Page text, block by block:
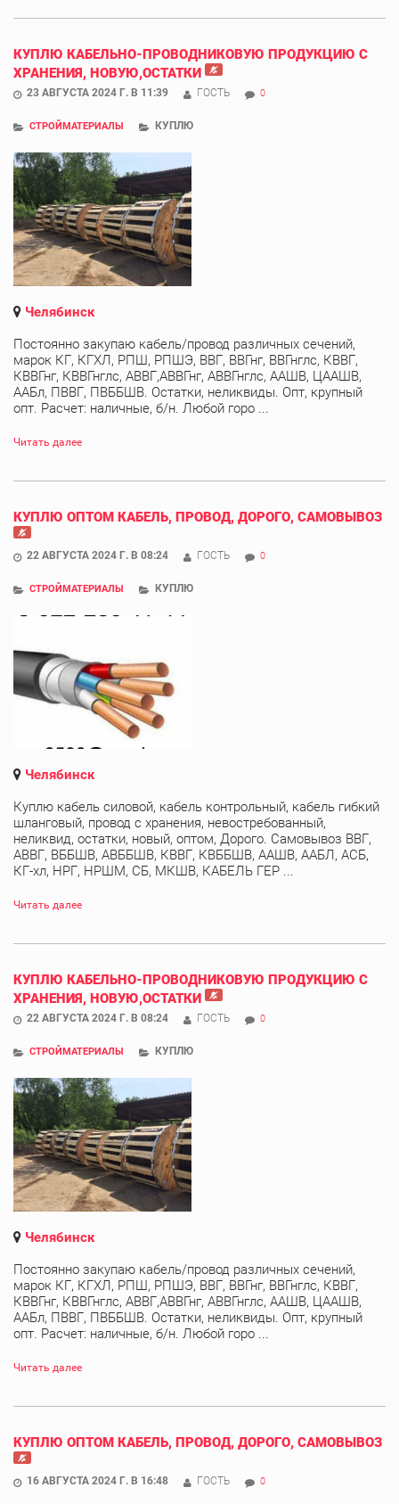
КУПЛЮ КАБЕЛЬНО-ПРОВОДНИКОВУЮ ПРОДУКЦИЮ С
ХРАНЕНИЯ, НОВУЮ,ОСТАТКИ
23 АВГУСТА 2024 Г. В 11:39 ГОСТЬ 0
СТРОЙМАТЕРИАЛЫ КУПЛЮ
Челябинск
Постоянно закупаю кабель/провод различных сечений,
марок КГ, КГХЛ, РПШ, РПШЭ, ВВГ, ВВГнг, ВВГнглс, КВВГ,
КВВГнг, КВВГнглс, АВВГ,АВВГнг, АВВГнглс, ААШВ, ЦААШВ,
ААБл, ПВВГ, ПВББШВ. Остатки, неликвиды. Опт, крупный
опт. Расчет: наличные, б/н. Любой горо ...
Читать далее
КУПЛЮ ОПТОМ КАБЕЛЬ, ПРОВОД, ДОРОГО, САМОВЫВОЗ
22 АВГУСТА 2024 Г. В 08:24 ГОСТЬ 0
СТРОЙМАТЕРИАЛЫ КУПЛЮ
Челябинск
Куплю кабель силовой, кабель контрольный, кабель гибкий
шланговый, провод с хранения, невостребованный,
неликвид, остатки, новый, оптом, Дорого. Самовывоз ВВГ,
АВВГ, ВББШВ, АВББШВ, КВВГ, КВББШВ, ААШВ, ААБЛ, АСБ,
КГ-хл, НРГ, НРШМ, СБ, МКШВ, КАБЕЛЬ ГЕР ...
Читать далее
КУПЛЮ КАБЕЛЬНО-ПРОВОДНИКОВУЮ ПРОДУКЦИЮ С
ХРАНЕНИЯ, НОВУЮ,ОСТАТКИ
22 АВГУСТА 2024 Г. В 08:24 ГОСТЬ 0
СТРОЙМАТЕРИАЛЫ КУПЛЮ
Челябинск
Постоянно закупаю кабель/провод различных сечений,
марок КГ, КГХЛ, РПШ, РПШЭ, ВВГ, ВВГнг, ВВГнглс, КВВГ,
КВВГнг, КВВГнглс, АВВГ,АВВГнг, АВВГнглс, ААШВ, ЦААШВ,
ААБл, ПВВГ, ПВББШВ. Остатки, неликвиды. Опт, крупный
опт. Расчет: наличные, б/н. Любой горо ...
Читать далее
КУПЛЮ ОПТОМ КАБЕЛЬ, ПРОВОД, ДОРОГО, САМОВЫВОЗ
16 АВГУСТА 2024 Г. В 16:48 ГОСТЬ 0